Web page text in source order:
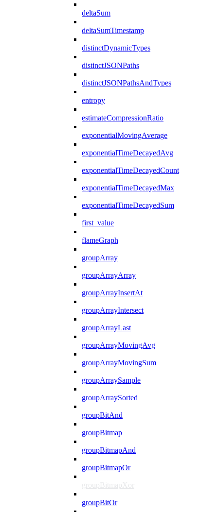
deltaSum
deltaSumTimestamp
distinctDynamicTypes
distinctJSONPaths
distinctJSONPathsAndTypes
entropy
estimateCompressionRatio
exponentialMovingAverage
exponentialTimeDecayedAvg
exponentialTimeDecayedCount
exponentialTimeDecayedMax
exponentialTimeDecayedSum
first_value
flameGraph
groupArray
groupArrayArray
groupArrayInsertAt
groupArrayIntersect
groupArrayLast
groupArrayMovingAvg
groupArrayMovingSum
groupArraySample
groupArraySorted
groupBitAnd
groupBitmap
groupBitmapAnd
groupBitmapOr
groupBitmapXor
groupBitOr